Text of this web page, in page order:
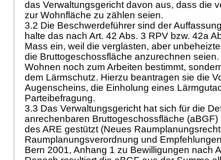
das Verwaltungsgericht davon aus, dass die
zur Wohnfläche zu zählen seien.
3.2 Die Beschwerdeführer sind der
halte das nach Art. 42 Abs. 3 RPV bzw. 42a
Mass ein, weil die verglasten, aber
die Bruttogeschossfläche anzurechnen
Wohnen noch zum Arbeiten bestimmt,
dem Lärmschutz. Hierzu beantragen sie die
Augenscheins, die Einholung eines
Parteibefragung.
3.3 Das Verwaltungsgericht hat sich für die
anrechenbaren Bruttogeschossfläche (aBGF)
des ARE gestützt (Neues
Raumplanungsverordnung und
Bern 2001, Anhang 1 zu Bewilligungen nach